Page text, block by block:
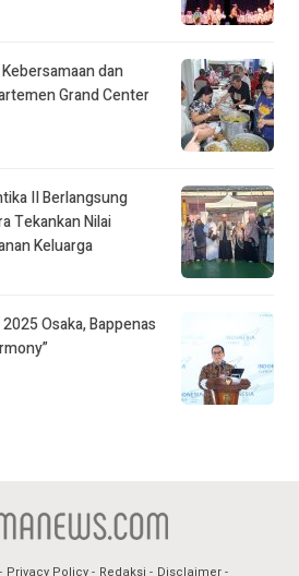
dan
Grand Center
II Berlangsung
Tekankan Nilai
Keluarga
Osaka, Bappenas
Privacy Policy Redaksi Disclaimer